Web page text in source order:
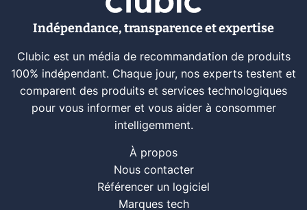
Indépendance, transparence et expertise
Clubic est un média de recommandation de produits
100% indépendant. Chaque jour, nos experts testent et
comparent des produits et services technologiques
pour vous informer et vous aider à consommer
intelligemment.
À propos
Nous contacter
Référencer un logiciel
Marques tech